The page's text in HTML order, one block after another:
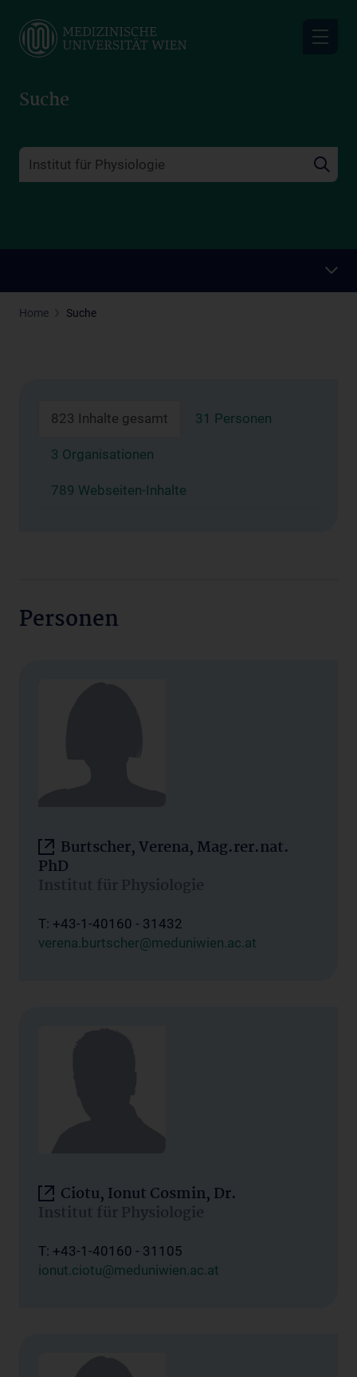
main
Suche
Home Suche
823 Inhalte gesamt 31 Personen
3 Organisationen
789 Webseiten-Inhalte
Personen
Burtscher, Verena, Mag.rer.nat.
PhD
Institut für Physiologie
T: +43-1-40160 - 31432
verena.burtscher@meduniwien.ac.at
Ciotu, Ionut Cosmin, Dr.
Institut für Physiologie
T: +43-1-40160 - 31105
ionut.ciotu@meduniwien.ac.at